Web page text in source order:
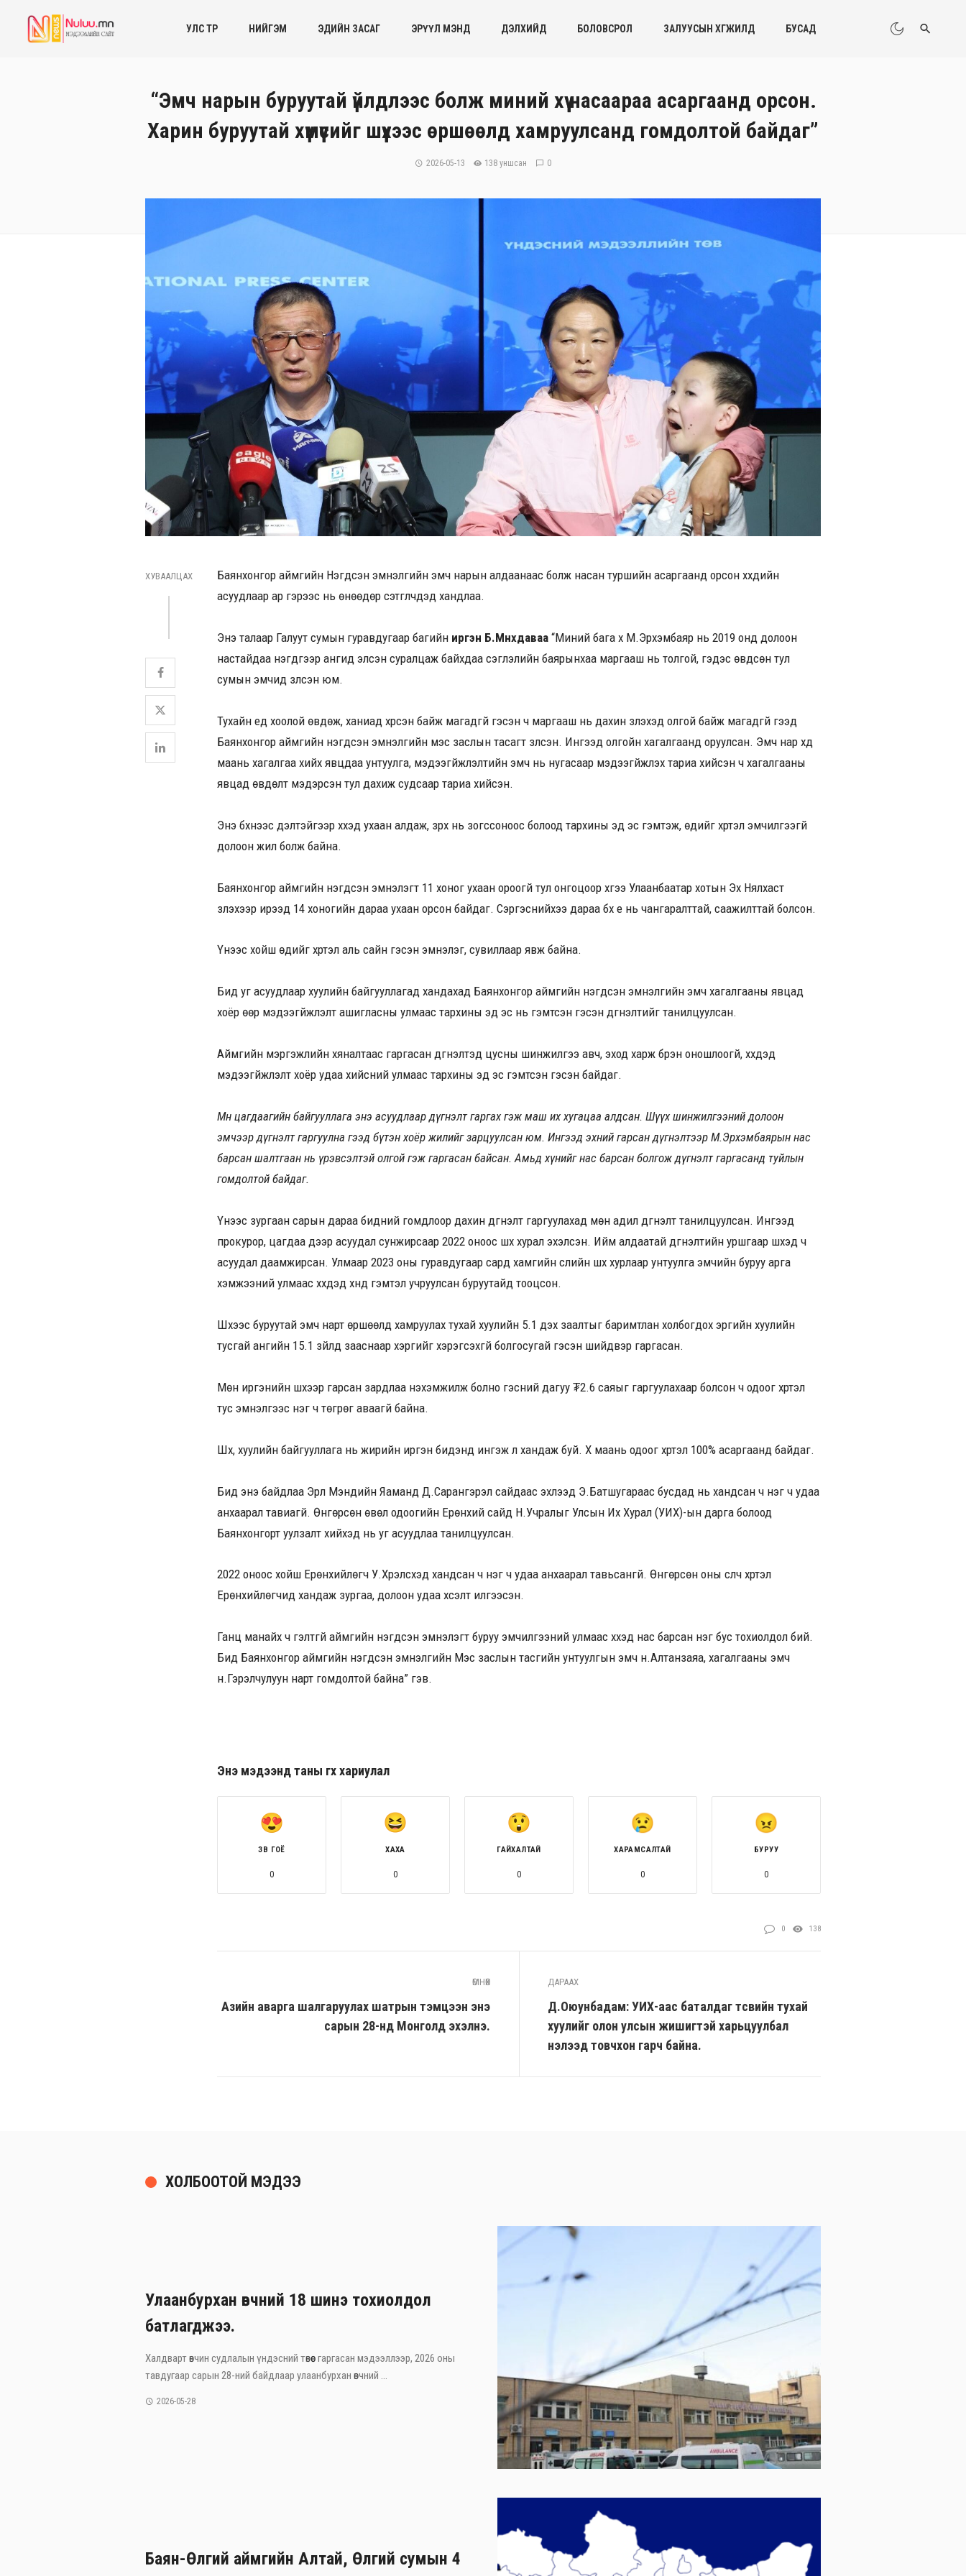
УЛС ТӨР НИЙГЭМ ЭДИЙН ЗАСАГ ЭРҮҮЛ МЭНД ДЭЛХИЙД БОЛОВСРОЛ ЗАЛУУСЫН ХӨГЖИЛД БУСАД
“Эмч нарын буруутай үйлдлээс болж миний хүү насаараа асаргаанд орсон.
Харин буруутай хүмүүсийг шүүхээс өршөөлд хамруулсанд гомдолтой байдаг”
2026-05-13 138 уншсан 0
ХУВААЛЦАХ
Баянхонгор аймгийн Нэгдсэн эмнэлгийн эмч нарын алдаанаас болж насан туршийн асаргаанд орсон хүүхдийн
асуудлаар ар гэрээс нь өнөөдөр сэтгүүлчдэд хандлаа.
Энэ талаар Галуут сумын гуравдугаар багийн иргэн Б.Мөнхдаваа “Миний бага хүү М.Эрхэмбаяр нь 2019 онд долоон
настайдаа нэгдүгээр ангид элсэн суралцаж байхдаа үсэглэлийн баярынхаа маргааш нь толгой, гэдэс өвдсөн тул
сумын эмчид үзүүлсэн юм.
Тухайн үед хоолой өвдөж, ханиад хүрсэн байж магадгүй гэсэн ч маргааш нь дахин үзүүлэхэд олгой байж магадгүй гээд
Баянхонгор аймгийн нэгдсэн эмнэлгийн мэс заслын тасагт үзүүлсэн. Ингээд олгойн хагалгаанд оруулсан. Эмч нар хүүд
маань хагалгаа хийх явцдаа унтуулга, мэдээгүйжүүлэлтийн эмч нь нугасаар мэдээгүйжүүлэх тариа хийсэн ч хагалгааны
явцад өвдөлт мэдэрсэн тул дахиж судсаар тариа хийсэн.
Энэ бүхнээс үүдэлтэйгээр хүүхэд ухаан алдаж, зүрх нь зогссоноос болоод тархины эд эс гэмтэж, өдийг хүртэл эмчилгээгүй
долоон жил болж байна.
Баянхонгор аймгийн нэгдсэн эмнэлэгт 11 хоног ухаан ороогүй тул онгоцоор хүүгээ Улаанбаатар хотын Эх Нялхаст
үзүүлэхээр ирээд 14 хоногийн дараа ухаан орсон байдаг. Сэргэснийхээ дараа бүх үе нь чангаралттай, саажилттай болсон.
Үүнээс хойш өдийг хүртэл аль сайн гэсэн эмнэлэг, сувиллаар явж байна.
Бид уг асуудлаар хуулийн байгууллагад хандахад Баянхонгор аймгийн нэгдсэн эмнэлгийн эмч хагалгааны явцад
хоёр өөр мэдээгүйжүүлэлт ашигласны улмаас тархины эд эс нь гэмтсэн гэсэн дүгнэлтийг танилцуулсан.
Аймгийн мэргэжлийн хяналтаас гаргасан дүгнэлтэд цусны шинжилгээ авч, эход харж бүрэн оношлоогүй, хүүхдэд
мэдээгүйжүүлэлт хоёр удаа хийсний улмаас тархины эд эс гэмтсэн гэсэн байдаг.
Мөн цагдаагийн байгууллага энэ асуудлаар дүгнэлт гаргах гэж маш их хугацаа алдсан. Шүүх шинжилгээний долоон
эмчээр дүгнэлт гаргуулна гээд бүтэн хоёр жилийг зарцуулсан юм. Ингээд эхний гарсан дүгнэлтээр М.Эрхэмбаярын нас
барсан шалтгаан нь үрэвсэлтэй олгой гэж гаргасан байсан. Амьд хүнийг нас барсан болгож дүгнэлт гаргасанд туйлын
гомдолтой байдаг.
Үүнээс зургаан сарын дараа бидний гомдлоор дахин дүгнэлт гаргуулахад мөн адил дүгнэлт танилцуулсан. Ингээд
прокурор, цагдаа дээр асуудал сунжирсаар 2022 оноос шүүх хурал эхэлсэн. Ийм алдаатай дүгнэлтийн уршгаар шүүхэд ч
асуудал даамжирсан. Улмаар 2023 оны гуравдугаар сард хамгийн сүүлийн шүүх хурлаар унтуулга эмчийн буруу арга
хэмжээний улмаас хүүхдэд хүнд гэмтэл учруулсан буруутайд тооцсон.
Шүүхээс буруутай эмч нарт өршөөлд хамруулах тухай хуулийн 5.1 дэх заалтыг баримтлан холбогдох эрүүгийн хуулийн
тусгай ангийн 15.1 зүйлд зааснаар хэргийг хэрэгсэхгүй болгосугай гэсэн шийдвэр гаргасан.
Мөн иргэнийн шүүхээр гарсан зардлаа нэхэмжилж болно гэсний дагуу ₮2.6 саяыг гаргуулахаар болсон ч одоог хүртэл
тус эмнэлгээс нэг ч төгрөг аваагүй байна.
Шүүх, хуулийн байгууллага нь жирийн иргэн бидэнд ингэж л хандаж буй. Хүү маань одоог хүртэл 100% асаргаанд байдаг.
Бид энэ байдлаа Эрүүл Мэндийн Яаманд Д.Сарангэрэл сайдаас эхлээд Э.Батшугараас бусдад нь хандсан ч нэг ч удаа
анхаарал тавиагүй. Өнгөрсөн өвөл одоогийн Ерөнхий сайд Н.Учралыг Улсын Их Хурал (УИХ)-ын дарга болоод
Баянхонгорт уулзалт хийхэд нь уг асуудлаа танилцуулсан.
2022 оноос хойш Ерөнхийлөгч У.Хүрэлсүхэд хандсан ч нэг ч удаа анхаарал тавьсангүй. Өнгөрсөн оны сүүлч хүртэл
Ерөнхийлөгчид хандаж зургаа, долоон удаа хүсэлт илгээсэн.
Ганц манайх ч гэлтгүй аймгийн нэгдсэн эмнэлэгт буруу эмчилгээний улмаас хүүхэд нас барсан нэг бус тохиолдол бий.
Бид Баянхонгор аймгийн нэгдсэн эмнэлгийн Мэс заслын тасгийн унтуулгын эмч н.Алтанзаяа, хагалгааны эмч
н.Гэрэлчулуун нарт гомдолтой байна” гэв.
Энэ мэдээнд таны өгөх хариулал
ЗӨВ ГОЁ
0
ХАХА
0
ГАЙХАЛТАЙ
0
ХАРАМСАЛТАЙ
0
БУРУУ
0
0 138
ӨМНӨХ
Азийн аварга шалгаруулах шатрын тэмцээн энэ
сарын 28-нд Монголд эхэлнэ.
ДАРААХ
Д.Оюунбадам: УИХ-аас баталдаг төсвийн тухай
хуулийг олон улсын жишигтэй харьцуулбал
нэлээд товчхон гарч байна.
ХОЛБООТОЙ МЭДЭЭ
Улаанбурхан өвчний 18 шинэ тохиолдол
батлагджээ.
Халдварт өвчин судлалын үндэсний төвөөс гаргасан мэдээллээр, 2026 оны
тавдугаар сарын 28-ний байдлаар улаанбурхан өвчний ...
2026-05-28
Баян-Өлгий аймгийн Алтай, Өлгий сумын 4